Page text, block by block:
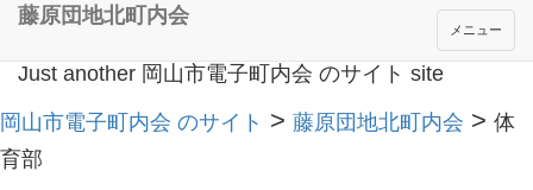
Just another 岡山市電子町内会 のサイト site
メニュー
藤原団地北町内会
岡山市電子町内会 のサイト > 藤原団地北町内会 > 体
育部